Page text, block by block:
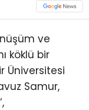
ve
köklü bir
Üniversitesi
Samur,